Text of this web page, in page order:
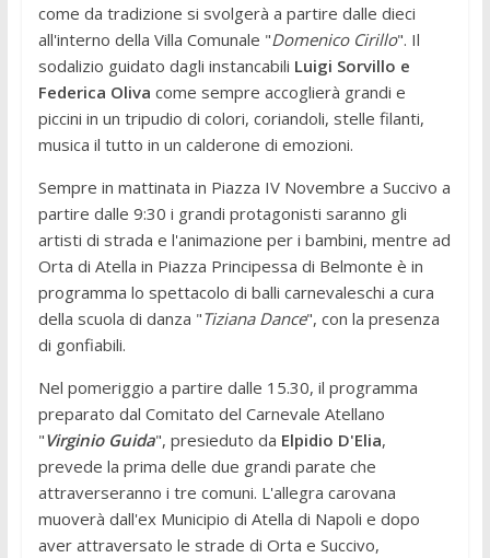
come da tradizione si svolgerà a partire dalle dieci
all'interno della Villa Comunale "Domenico Cirillo". Il
sodalizio guidato dagli instancabili Luigi Sorvillo e
Federica Oliva come sempre accoglierà grandi e
piccini in un tripudio di colori, coriandoli, stelle filanti,
musica il tutto in un calderone di emozioni.
Sempre in mattinata in Piazza IV Novembre a Succivo a
partire dalle 9:30 i grandi protagonisti saranno gli
artisti di strada e l'animazione per i bambini, mentre ad
Orta di Atella in Piazza Principessa di Belmonte è in
programma lo spettacolo di balli carnevaleschi a cura
della scuola di danza "Tiziana Dance", con la presenza
di gonfiabili.
Nel pomeriggio a partire dalle 15.30, il programma
preparato dal Comitato del Carnevale Atellano
"Virginio Guida", presieduto da Elpidio D'Elia,
prevede la prima delle due grandi parate che
attraverseranno i tre comuni. L'allegra carovana
muoverà dall'ex Municipio di Atella di Napoli e dopo
aver attraversato le strade di Orta e Succivo,